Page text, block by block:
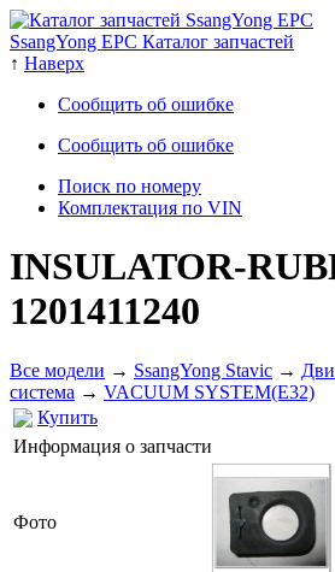
SsangYong EPC Каталог запчастей
↑ Наверх
Сообщить об ошибке
Сообщить об ошибке
Поиск по номеру
Комплектация по VIN
INSULATOR-
1201411240
Все модели → SsangYong Stavic →
система → VACUUM SYSTEM(E32)
Купить
Информация о запчасти
Фото